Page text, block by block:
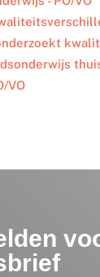
VO